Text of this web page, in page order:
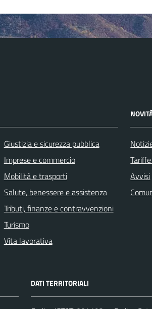
Giustizia e sicurezza pubblica
Imprese e commercio
Mobilità e trasporti
Salute, benessere e assistenza
Tributi, finanze e contravvenzioni
Turismo
Vita lavorativa
Avvisi
DATI TERRITORIALI